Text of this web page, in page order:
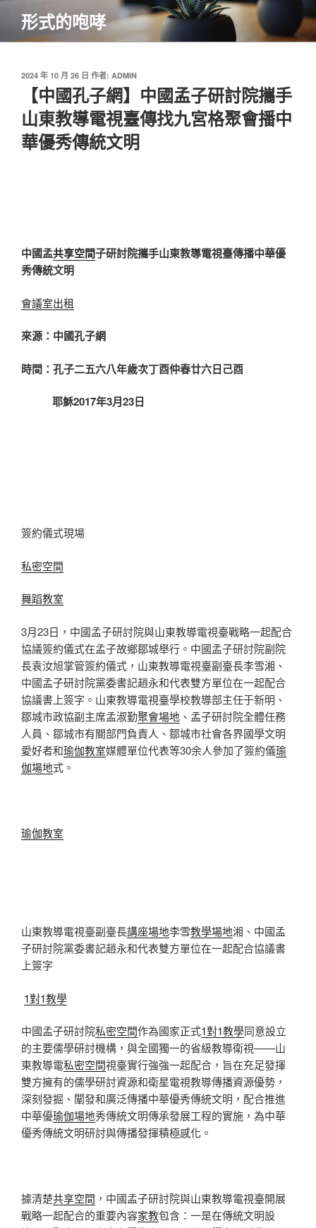
主
形式的咆哮
發
2024 年 10 月 26 日 作者: ADMIN
【中國孔子網】中國孟子研討院攜手
山東教導電視臺傳找九宮格聚會播中
華優秀傳統文明
中國孟共享空間子研討院攜手山東教導電視臺傳播中華優
秀傳統文明
會議室出租
來源：中國孔子網
時間：孔子二五六八年歲次丁酉仲春廿六日己酉
耶穌2017年3月23日
簽約儀式現場
私密空間
舞蹈教室
3月23日，中國孟子研討院與山東教導電視臺戰略一起配合
協議簽約儀式在孟子故鄉鄒城舉行。中國孟子研討院副院
長袁汝旭掌管簽約儀式，山東教導電視臺副臺長李雪湘、
中國孟子研討院黨委書記趙永和代表雙方單位在一起配合
協議書上簽字。山東教導電視臺學校教導部主任于新明、
鄒城市政協副主席孟淑勤聚會場地 、孟子研討院全體任務
人員、鄒城市有關部門負責人、鄒城市社會各界國學文明
愛好者和瑜伽教室媒體單位代表等30余人參加了簽約儀瑜
伽場地式。
瑜伽教室
山東教導電視臺副臺長講座場地李雪教學場地湘、中國孟
子研討院黨委書記趙永和代表雙方單位在一起配合協議書
上簽字
1對1教學
中國孟子研討院私密空間作為國家正式1對1教學同意設立
的主要儒學研討機構，與全國獨一的省級教導衛視——山
東教導電私密空間視臺實行強強一起配合，旨在充足發揮
雙方擁有的儒學研討資源和衛星電視教導傳播資源優勢，
深刻發掘、闡發和廣泛傳播中華優秀傳統文明，配合推進
中華優瑜伽場地秀傳統文明傳承發展工程的實施，為中華
優秀傳統文明研討與傳播發揮積極感化。
據清楚共享空間 ，中國孟子研討院與山東教導電視臺開展
戰略一起配合的重要內容家教包含：一是在傳統文明設